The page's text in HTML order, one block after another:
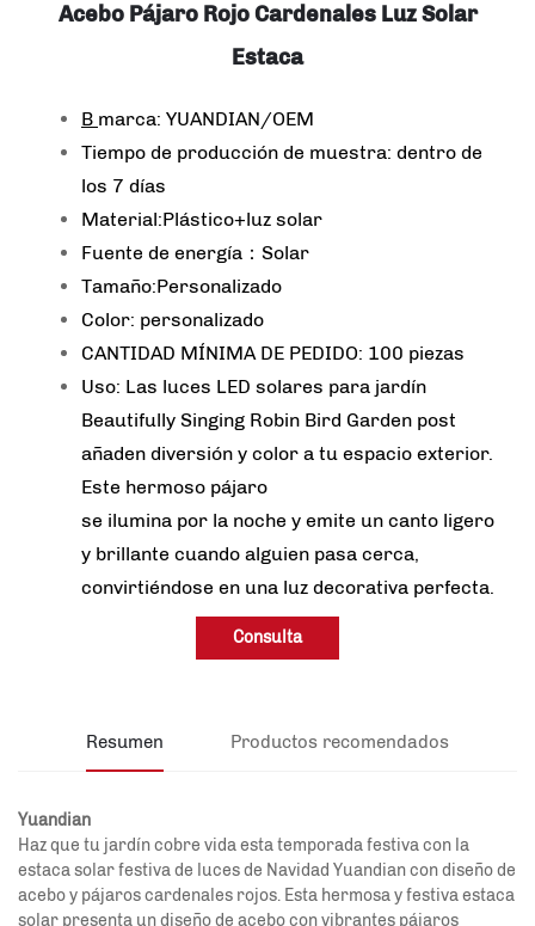
Acebo Pájaro Rojo Cardenales Luz Solar
Estaca
B marca: YUANDIAN/OEM
Tiempo de producción de muestra: dentro de
los 7 días
Material:Plástico+luz solar
Fuente de energía：Solar
Tamaño:Personalizado
Color: personalizado
CANTIDAD MÍNIMA DE PEDIDO: 100 piezas
Uso: Las luces LED solares para jardín
Beautifully Singing Robin Bird Garden post
añaden diversión y color a tu espacio exterior.
Este hermoso pájaro
se ilumina por la noche y emite un canto ligero
y brillante cuando alguien pasa cerca,
convirtiéndose en una luz decorativa perfecta.
Consulta
Resumen Productos recomendados
Yuandian
Haz que tu jardín cobre vida esta temporada festiva con la
estaca solar festiva de luces de Navidad Yuandian con diseño de
acebo y pájaros cardenales rojos. Esta hermosa y festiva estaca
solar presenta un diseño de acebo con vibrantes pájaros